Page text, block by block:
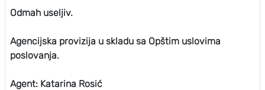
Odmah useljiv.
Agencijska provizija u skladu sa Opštim uslovima
poslovanja.
Agent: Katarina Rosić